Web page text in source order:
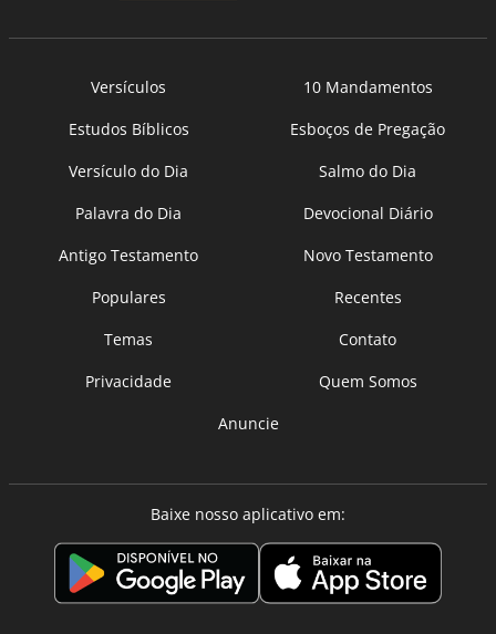
Versículos
10 Mandamentos
Estudos Bíblicos
Esboços de Pregação
Versículo do Dia
Salmo do Dia
Palavra do Dia
Devocional Diário
Antigo Testamento
Novo Testamento
Populares
Recentes
Temas
Contato
Privacidade
Quem Somos
Anuncie
Baixe nosso aplicativo em: